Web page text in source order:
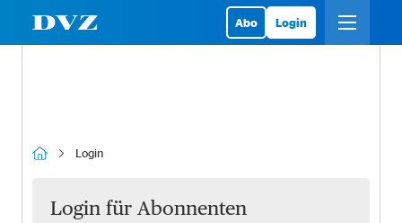
Abo Login
Login
Login für Abonnenten